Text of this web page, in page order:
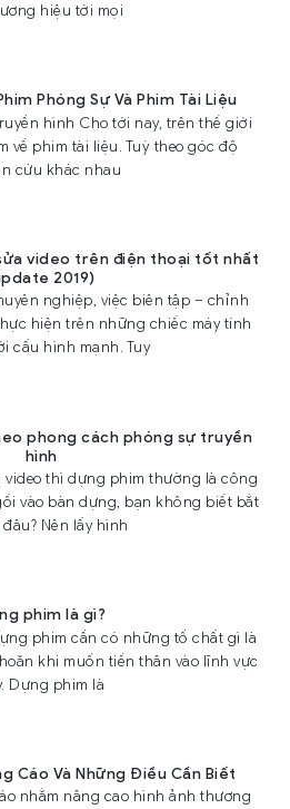
hiệu tới mọi
Phóng Sự Và Phim Tài Liệu
hình Cho tới nay, trên thế giới
về phim tài liệu. Tuỳ theo góc độ
cứu khác nhau
video trên điện thoại tốt nhất
2019)
nghiệp, việc biên tập – chỉnh
hiện trên những chiếc máy tính
cấu hình mạnh. Tuy
phong cách phóng sự truyền
hình
thì dựng phim thường là công
vào bàn dựng, bạn không biết bắt
Nên lấy hình
phim là gì?
phim cần có những tố chất gì là
khi muốn tiến thân vào lĩnh vực
Dựng phim là
Cáo Và Những Điều Cần Biết
nhằm nâng cao hình ảnh thương